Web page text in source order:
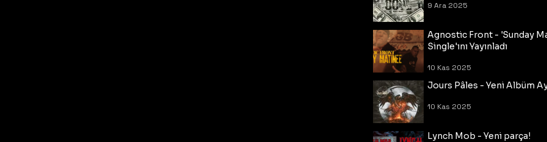
9 Ara 2025
Agnostic Front - 'Sunday
Single'ını Yayınladı
10 Kas 2025
Jours Pâles - Yeni Albüm
10 Kas 2025
Lynch Mob - Yeni parça!